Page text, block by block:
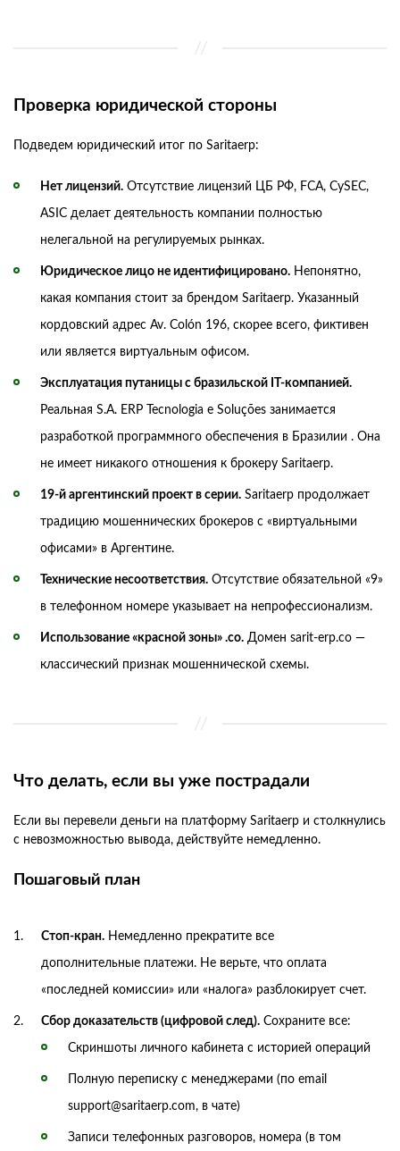
Проверка юридической стороны
Подведем юридический итог по Saritaerp:
Нет лицензий. Отсутствие лицензий ЦБ РФ, FCA, CySEC,
ASIC делает деятельность компании полностью
нелегальной на регулируемых рынках.
Юридическое лицо не идентифицировано. Непонятно,
какая компания стоит за брендом Saritaerp. Указанный
кордовский адрес Av. Colón 196, скорее всего, фиктивен
или является виртуальным офисом.
Эксплуатация путаницы с бразильской IT-компанией.
Реальная S.A. ERP Tecnologia e Soluções занимается
разработкой программного обеспечения в Бразилии . Она
не имеет никакого отношения к брокеру Saritaerp.
19-й аргентинский проект в серии. Saritaerp продолжает
традицию мошеннических брокеров с «виртуальными
офисами» в Аргентине.
Технические несоответствия. Отсутствие обязательной «9»
в телефонном номере указывает на непрофессионализм.
Использование «красной зоны» .co. Домен sarit-erp.co —
классический признак мошеннической схемы.
Что делать, если вы уже пострадали
Если вы перевели деньги на платформу Saritaerp и столкнулись
с невозможностью вывода, действуйте немедленно.
Пошаговый план
Стоп-кран. Немедленно прекратите все
дополнительные платежи. Не верьте, что оплата
«последней комиссии» или «налога» разблокирует счет.
Сбор доказательств (цифровой след). Сохраните все:
Скриншоты личного кабинета с историей операций
Полную переписку с менеджерами (по email
support@saritaerp.com, в чате)
Записи телефонных разговоров, номера (в том